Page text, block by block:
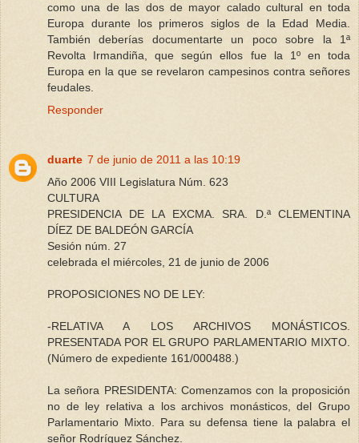
como una de las dos de mayor calado cultural en toda
Europa durante los primeros siglos de la Edad Media.
También deberías documentarte un poco sobre la 1ª
Revolta Irmandiña, que según ellos fue la 1º en toda
Europa en la que se revelaron campesinos contra señores
feudales.
Responder
duarte 7 de junio de 2011 a las 10:19
Año 2006 VIII Legislatura Núm. 623
CULTURA
PRESIDENCIA DE LA EXCMA. SRA. D.ª CLEMENTINA
DÍEZ DE BALDEÓN GARCÍA
Sesión núm. 27
celebrada el miércoles, 21 de junio de 2006
PROPOSICIONES NO DE LEY:
-RELATIVA A LOS ARCHIVOS MONÁSTICOS.
PRESENTADA POR EL GRUPO PARLAMENTARIO MIXTO.
(Número de expediente 161/000488.)
La señora PRESIDENTA: Comenzamos con la proposición
no de ley relativa a los archivos monásticos, del Grupo
Parlamentario Mixto. Para su defensa tiene la palabra el
señor Rodríguez Sánchez.